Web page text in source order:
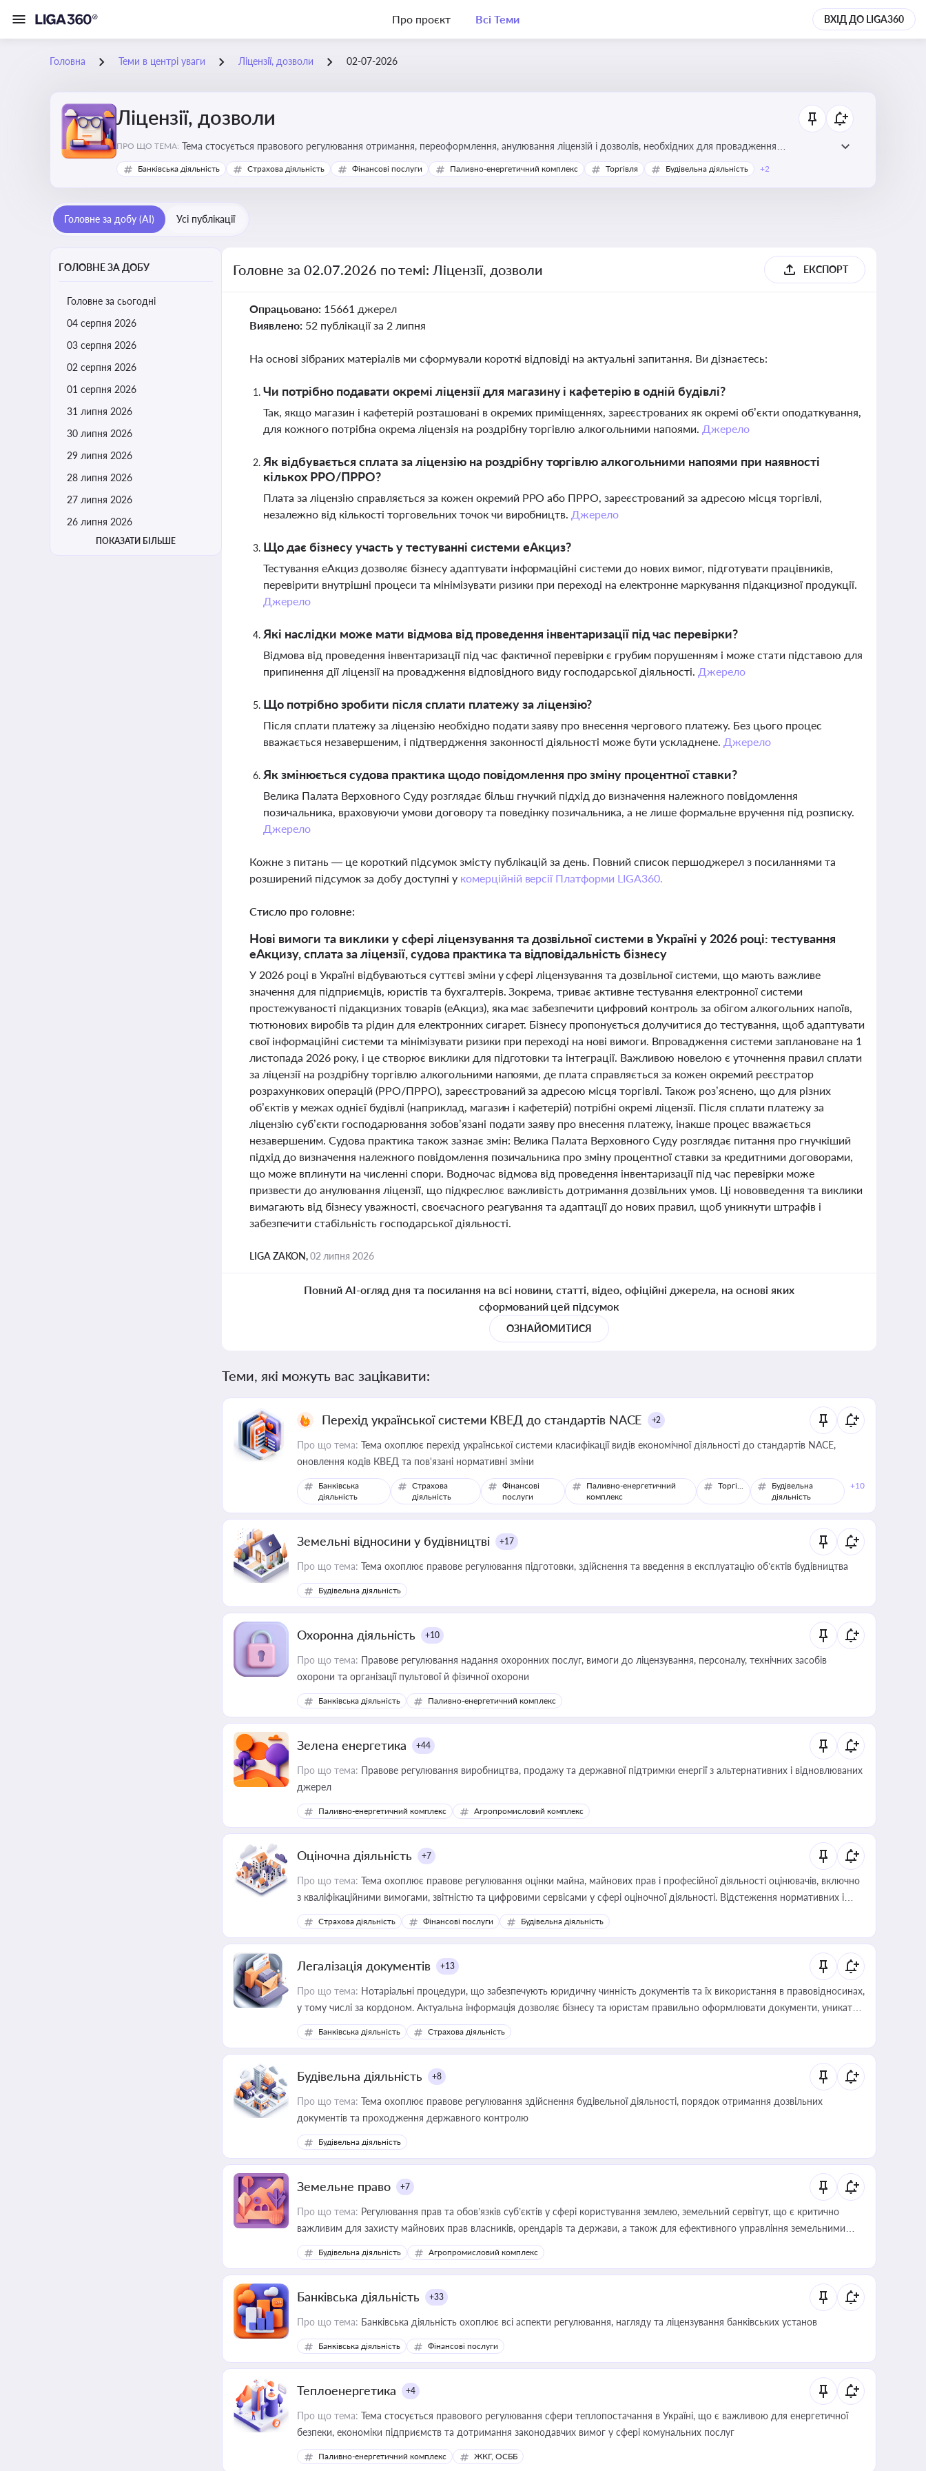
Про проєкт Всі Теми ВХІД ДО LIGA360
Головна Теми в центрі уваги Ліцензії, дозволи 02-07-2026
Ліцензії, дозволи
ПРО ЩО ТЕМА: Тема стосується правового регулювання отримання, переоформлення, анулювання ліцензій і дозволів, необхідних для провадження
господарської діяльності
Банківська діяльність Страхова діяльність Фінансові послуги Паливно-енергетичний комплекс Торгівля Будівельна діяльність +2
Головне за добу (AI) Усі публікації
ГОЛОВНЕ ЗА ДОБУ
Головне за сьогодні
04 серпня 2026
03 серпня 2026
02 серпня 2026
01 серпня 2026
31 липня 2026
30 липня 2026
29 липня 2026
28 липня 2026
27 липня 2026
26 липня 2026
ПОКАЗАТИ БІЛЬШЕ
Головне за 02.07.2026 по темі: Ліцензії, дозволи ЕКСПОРТ
Опрацьовано: 15661 джерел
Виявлено: 52 публікації за 2 липня
На основі зібраних матеріалів ми сформували короткі відповіді на актуальні запитання. Ви дізнаєтесь:
Чи потрібно подавати окремі ліцензії для магазину і кафетерію в одній будівлі?
Так, якщо магазин і кафетерій розташовані в окремих приміщеннях, зареєстрованих як окремі об’єкти оподаткування,
для кожного потрібна окрема ліцензія на роздрібну торгівлю алкогольними напоями. Джерело
Як відбувається сплата за ліцензію на роздрібну торгівлю алкогольними напоями при наявності
кількох РРО/ПРРО?
Плата за ліцензію справляється за кожен окремий РРО або ПРРО, зареєстрований за адресою місця торгівлі,
незалежно від кількості торговельних точок чи виробництв. Джерело
Що дає бізнесу участь у тестуванні системи еАкциз?
Тестування еАкциз дозволяє бізнесу адаптувати інформаційні системи до нових вимог, підготувати працівників,
перевірити внутрішні процеси та мінімізувати ризики при переході на електронне маркування підакцизної продукції.
Джерело
Які наслідки може мати відмова від проведення інвентаризації під час перевірки?
Відмова від проведення інвентаризації під час фактичної перевірки є грубим порушенням і може стати підставою для
припинення дії ліцензії на провадження відповідного виду господарської діяльності. Джерело
Що потрібно зробити після сплати платежу за ліцензію?
Після сплати платежу за ліцензію необхідно подати заяву про внесення чергового платежу. Без цього процес
вважається незавершеним, і підтвердження законності діяльності може бути ускладнене. Джерело
Як змінюється судова практика щодо повідомлення про зміну процентної ставки?
Велика Палата Верховного Суду розглядає більш гнучкий підхід до визначення належного повідомлення
позичальника, враховуючи умови договору та поведінку позичальника, а не лише формальне вручення під розписку.
Джерело
Кожне з питань — це короткий підсумок змісту публікацій за день. Повний список першоджерел з посиланнями та
розширений підсумок за добу доступні у комерційній версії Платформи LIGA360.
Стисло про головне:
Нові вимоги та виклики у сфері ліцензування та дозвільної системи в Україні у 2026 році: тестування
еАкцизу, сплата за ліцензії, судова практика та відповідальність бізнесу
У 2026 році в Україні відбуваються суттєві зміни у сфері ліцензування та дозвільної системи, що мають важливе
значення для підприємців, юристів та бухгалтерів. Зокрема, триває активне тестування електронної системи
простежуваності підакцизних товарів (еАкциз), яка має забезпечити цифровий контроль за обігом алкогольних напоїв,
тютюнових виробів та рідин для електронних сигарет. Бізнесу пропонується долучитися до тестування, щоб адаптувати
свої інформаційні системи та мінімізувати ризики при переході на нові вимоги. Впровадження системи заплановане на 1
листопада 2026 року, і це створює виклики для підготовки та інтеграції. Важливою новелою є уточнення правил сплати
за ліцензії на роздрібну торгівлю алкогольними напоями, де плата справляється за кожен окремий реєстратор
розрахункових операцій (РРО/ПРРО), зареєстрований за адресою місця торгівлі. Також роз’яснено, що для різних
об’єктів у межах однієї будівлі (наприклад, магазин і кафетерій) потрібні окремі ліцензії. Після сплати платежу за
ліцензію суб’єкти господарювання зобов’язані подати заяву про внесення платежу, інакше процес вважається
незавершеним. Судова практика також зазнає змін: Велика Палата Верховного Суду розглядає питання про гнучкіший
підхід до визначення належного повідомлення позичальника про зміну процентної ставки за кредитними договорами,
що може вплинути на численні спори. Водночас відмова від проведення інвентаризації під час перевірки може
призвести до анулювання ліцензії, що підкреслює важливість дотримання дозвільних умов. Ці нововведення та виклики
вимагають від бізнесу уважності, своєчасного реагування та адаптації до нових правил, щоб уникнути штрафів і
забезпечити стабільність господарської діяльності.
LIGA ZAKON,02 липня 2026
Повний AI-огляд дня та посилання на всі новини, статті, відео, офіційні джерела, на основі яких
сформований цей підсумок
ОЗНАЙОМИТИСЯ
Теми, які можуть вас зацікавити:
Перехід української системи КВЕД до стандартів NACE +2
Про що тема: Тема охоплює перехід української системи класифікації видів економічної діяльності до стандартів NACE,
оновлення кодів КВЕД та пов'язані нормативні зміни
Банківська
діяльність
Страхова
діяльність
Фінансові
послуги
Паливно-енергетичний
комплекс
Торгівля
Будівельна
діяльність
+10
Земельні відносини у будівництві +17
Про що тема: Тема охоплює правове регулювання підготовки, здійснення та введення в експлуатацію об’єктів будівництва
Будівельна діяльність
Охоронна діяльність +10
Про що тема: Правове регулювання надання охоронних послуг, вимоги до ліцензування, персоналу, технічних засобів
охорони та організації пультової й фізичної охорони
Банківська діяльність Паливно-енергетичний комплекс
Зелена енергетика +44
Про що тема: Правове регулювання виробництва, продажу та державної підтримки енергії з альтернативних і відновлюваних
джерел
Паливно-енергетичний комплекс Агропромисловий комплекс
Оціночна діяльність +7
Про що тема: Тема охоплює правове регулювання оцінки майна, майнових прав і професійної діяльності оцінювачів, включно
з кваліфікаційними вимогами, звітністю та цифровими сервісами у сфері оціночної діяльності. Відстеження нормативних і
медійних змін у цій сфері корисне для власника бізнесу, керівника, юриста або бухгалтера під час оподаткування,
приватизації, оренди державного майна, корпоративних угод і перевірки статусу суб'єктів оціночної діяльності
Страхова діяльність Фінансові послуги Будівельна діяльність
Легалізація документів +13
Про що тема: Нотаріальні процедури, що забезпечують юридичну чинність документів та їх використання в правовідносинах,
у тому числі за кордоном. Актуальна інформація дозволяє бізнесу та юристам правильно оформлювати документи, уникати
ризиків недійсності та забезпечувати їх належне прийняття органами влади та контрагентами
Банківська діяльність Страхова діяльність
Будівельна діяльність +8
Про що тема: Тема охоплює правове регулювання здійснення будівельної діяльності, порядок отримання дозвільних
документів та проходження державного контролю
Будівельна діяльність
Земельне право +7
Про що тема: Регулювання прав та обов’язків суб’єктів у сфері користування землею, земельний сервітут, що є критично
важливим для захисту майнових прав власників, орендарів та держави, а також для ефективного управління земельними
ресурсами
Будівельна діяльність Агропромисловий комплекс
Банківська діяльність +33
Про що тема: Банківська діяльність охоплює всі аспекти регулювання, нагляду та ліцензування банківських установ
Банківська діяльність Фінансові послуги
Теплоенергетика +4
Про що тема: Тема стосується правового регулювання сфери теплопостачання в Україні, що є важливою для енергетичної
безпеки, економіки підприємств та дотримання законодавчих вимог у сфері комунальних послуг
Паливно-енергетичний комплекс ЖКГ, ОСББ